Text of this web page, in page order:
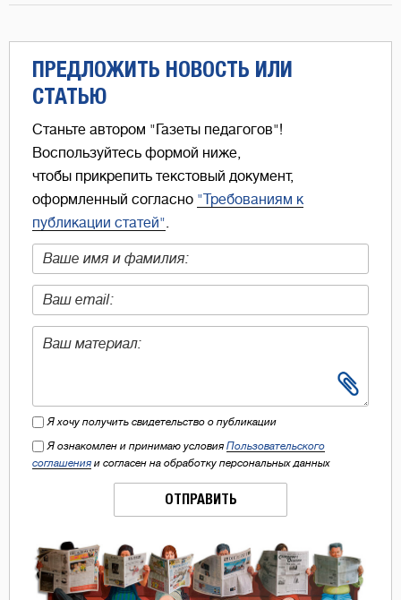
ПРЕДЛОЖИТЬ НОВОСТЬ ИЛИ
СТАТЬЮ
Станьте автором "Газеты педагогов"!
Воспользуйтесь формой ниже,
чтобы прикрепить текстовый документ,
оформленный согласно "Требованиям к
публикации статей".
Я хочу получить свидетельство о публикации
Я ознакомлен и принимаю условия Пользовательского
соглашения и согласен на обработку персональных данных
ОТПРАВИТЬ